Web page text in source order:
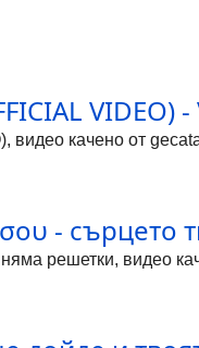
VIDEO)
качено от
- сърцето
решетки, видео